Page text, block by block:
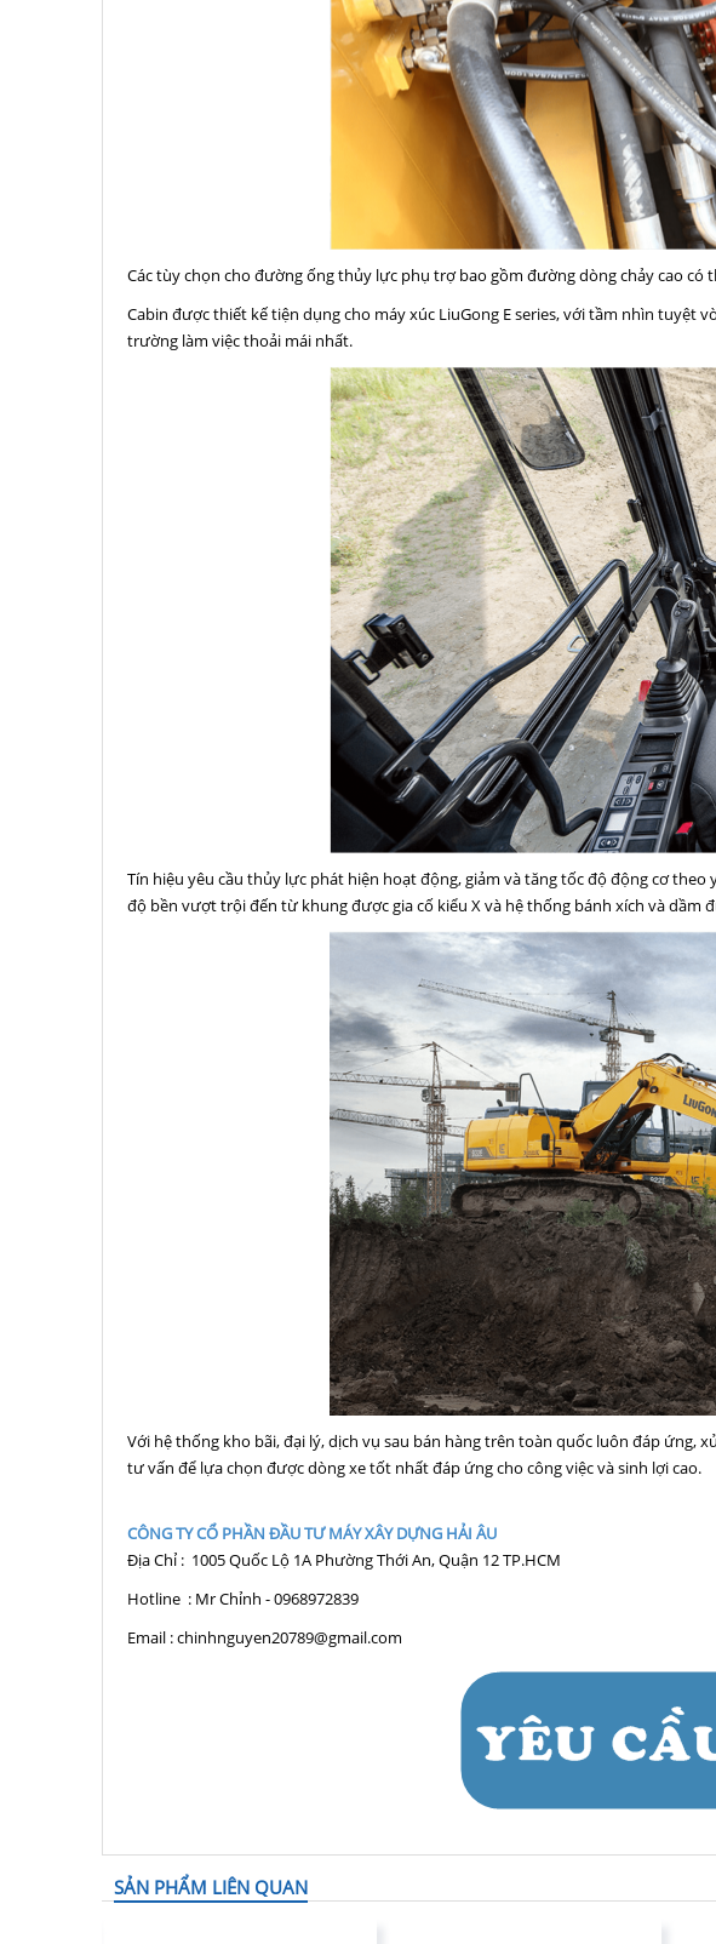
Các tùy chọn cho đường ống thủy lực phụ trợ bao gồm đường dòng chảy cao
Cabin được thiết kế tiện dụng cho máy xúc LiuGong E series, với tầm nhìn tuyệt
trường làm việc thoải mái nhất.
Tín hiệu yêu cầu thủy lực phát hiện hoạt động, giảm và tăng tốc độ động cơ
độ bền vượt trội đến từ khung được gia cố kiểu X và hệ thống bánh xích và dầm
Với hệ thống kho bãi, đại lý, dịch vụ sau bán hàng trên toàn quốc luôn đáp
tư vấn để lựa chọn được dòng xe tốt nhất đáp ứng cho công việc và sinh lợi cao.
CÔNG TY CỔ PHẦN ĐẦU TƯ MÁY XÂY DỰNG HẢI ÂU
Địa Chỉ : 1005 Quốc Lộ 1A Phường Thới An, Quận 12 TP.HCM
Hotline : Mr Chỉnh - 0968972839
Email : chinhnguyen20789@gmail.com
SẢN PHẨM LIÊN QUAN